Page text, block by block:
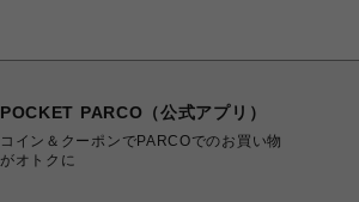
POCKET PARCO（公式アプリ）
コイン＆クーポンでPARCOでのお買い物
がオトクに